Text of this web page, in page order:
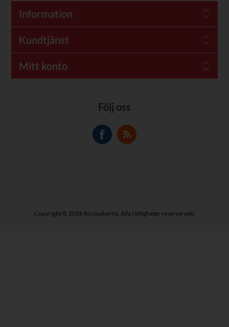
Information
Kundtjänst
Mitt konto
Följ oss
Copyright © 2026 Rörpojkarna. Alla rättigheter reserverade.